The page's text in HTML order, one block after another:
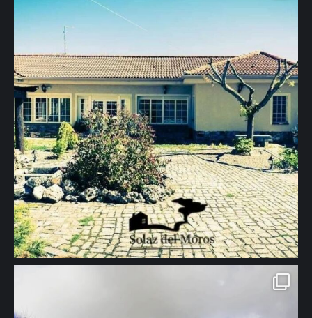
🖱 www.solazdelmoros.com #turismorural #casarural #jardin #viajes